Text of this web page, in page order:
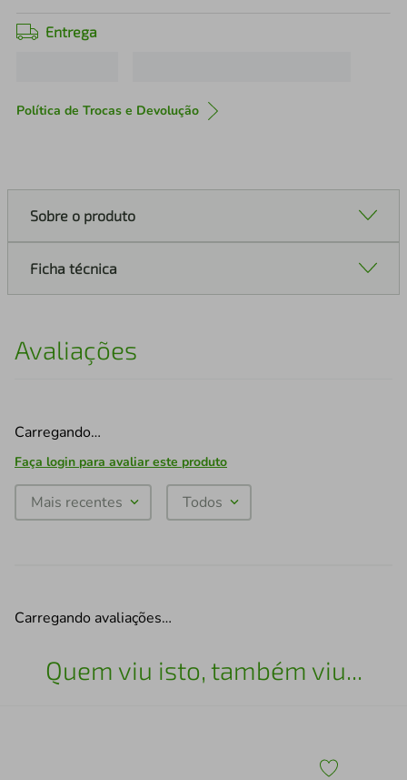
Entrega
Política de Trocas e Devolução
Sobre o produto
Ficha técnica
Avaliações
Carregando…
Faça login para avaliar este produto
Mais recentes Todos
Carregando avaliações…
Quem viu isto, também viu...